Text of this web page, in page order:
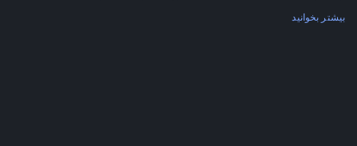
بیشتر بخوانید